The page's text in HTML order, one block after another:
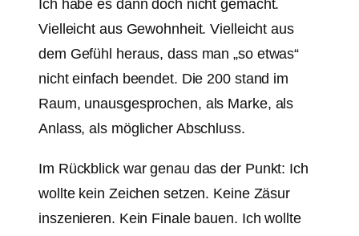
Ich habe es dann doch nicht gemacht.
Vielleicht aus Gewohnheit. Vielleicht aus
dem Gefühl heraus, dass man „so etwas“
nicht einfach beendet. Die 200 stand im
Raum, unausgesprochen, als Marke, als
Anlass, als möglicher Abschluss.
Im Rückblick war genau das der Punkt: Ich
wollte kein Zeichen setzen. Keine Zäsur
inszenieren. Kein Finale bauen. Ich wollte